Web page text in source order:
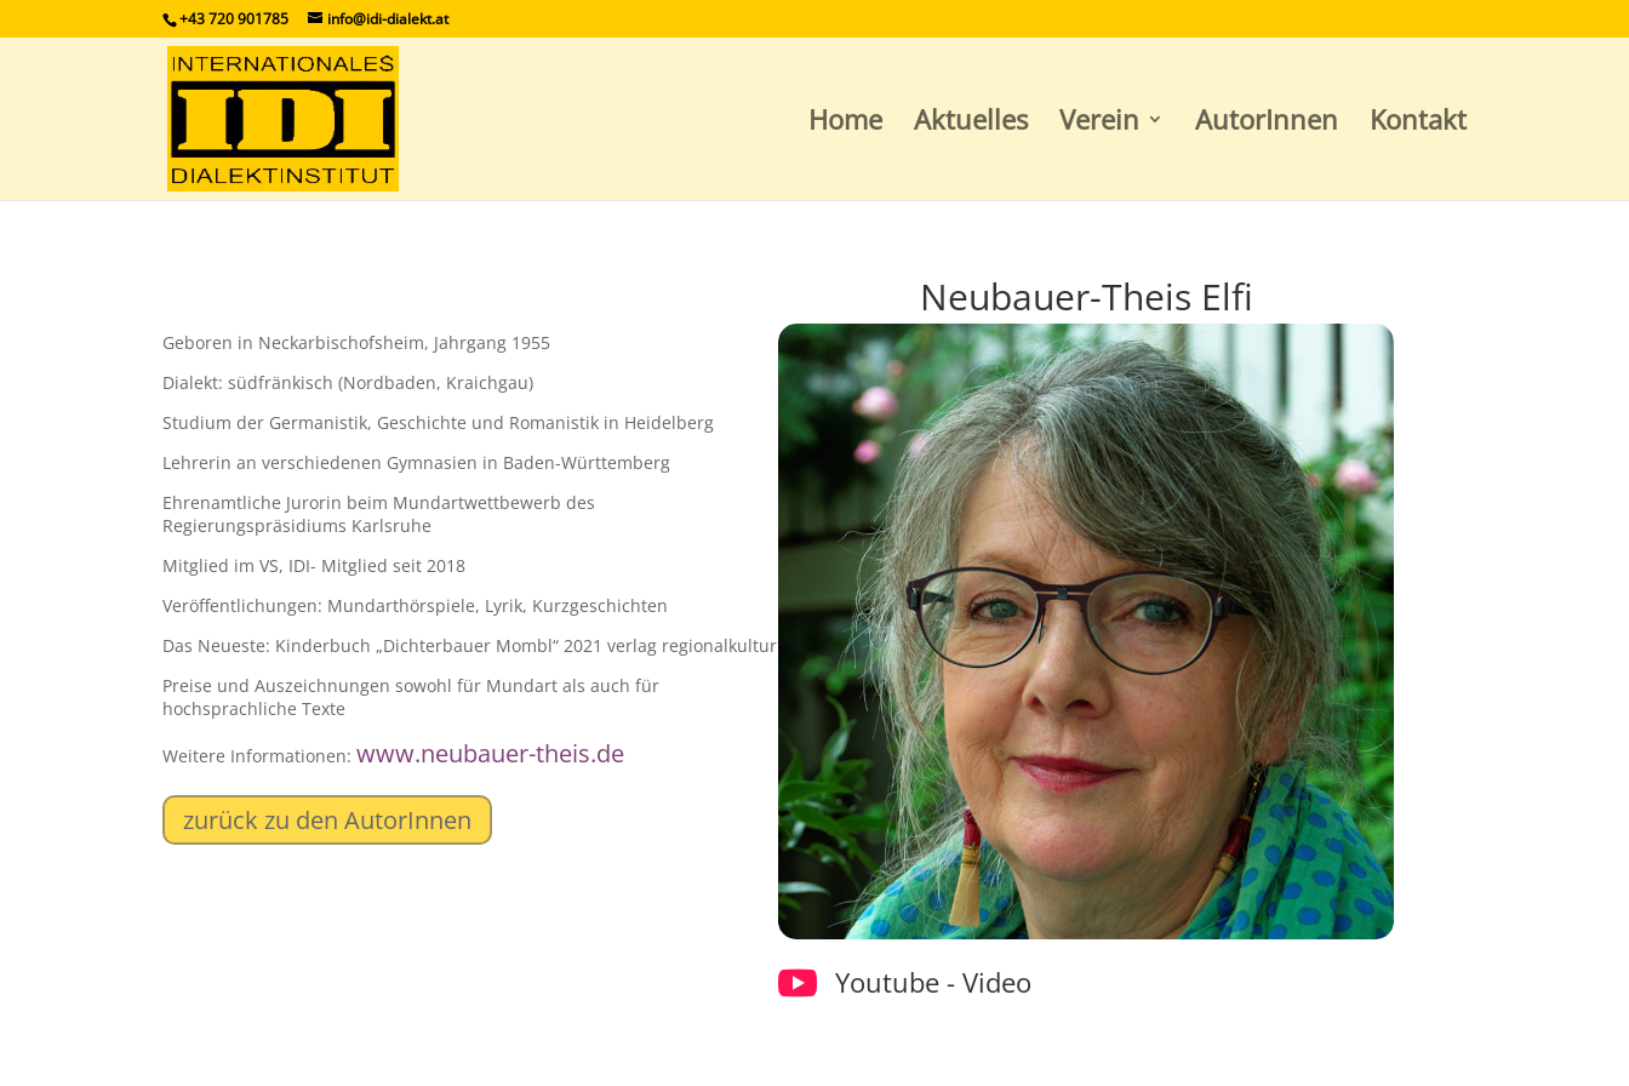
+43 720 901785 info@idi-dialekt.at
Home Aktuelles Verein AutorInnen Kontakt
Geboren in Neckarbischofsheim, Jahrgang 1955
Dialekt: südfränkisch (Nordbaden, Kraichgau)
Studium der Germanistik, Geschichte und Romanistik in Heidelberg
Lehrerin an verschiedenen Gymnasien in Baden-Württemberg
Ehrenamtliche Jurorin beim Mundartwettbewerb des
Regierungspräsidiums Karlsruhe
Mitglied im VS, IDI- Mitglied seit 2018
Veröffentlichungen: Mundarthörspiele, Lyrik, Kurzgeschichten
Das Neueste: Kinderbuch „Dichterbauer Mombl“ 2021 verlag regionalkultur
Preise und Auszeichnungen sowohl für Mundart als auch für
hochsprachliche Texte
Weitere Informationen:www.neubauer-theis.de
zurück zu den AutorInnen
Neubauer-Theis Elfi
 Youtube - Video